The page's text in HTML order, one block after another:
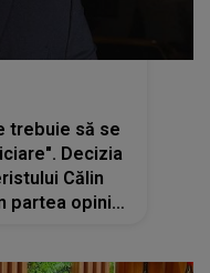
trebuie să se
Decizia
Călin
partea opiniei